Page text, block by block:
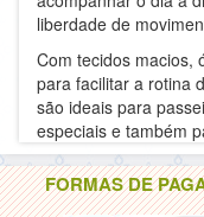
liberdade de
Com tecidos macios,
para facilitar a rotina
são ideais para
especiais e também
FORMAS DE